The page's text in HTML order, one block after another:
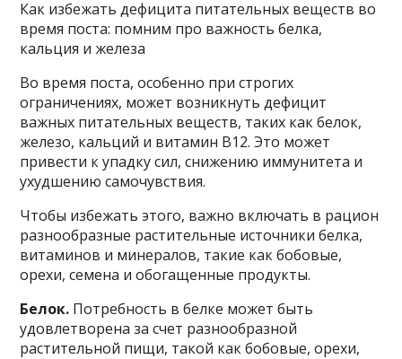
Как избежать дефицита питательных веществ во
время поста: помним про важность белка,
кальция и железа
Во время поста, особенно при строгих
ограничениях, может возникнуть дефицит
важных питательных веществ, таких как белок,
железо, кальций и витамин B12. Это может
привести к упадку сил, снижению иммунитета и
ухудшению самочувствия.
Чтобы избежать этого, важно включать в рацион
разнообразные растительные источники белка,
витаминов и минералов, такие как бобовые,
орехи, семена и обогащенные продукты.
Белок. Потребность в белке может быть
удовлетворена за счет разнообразной
растительной пищи, такой как бобовые, орехи,